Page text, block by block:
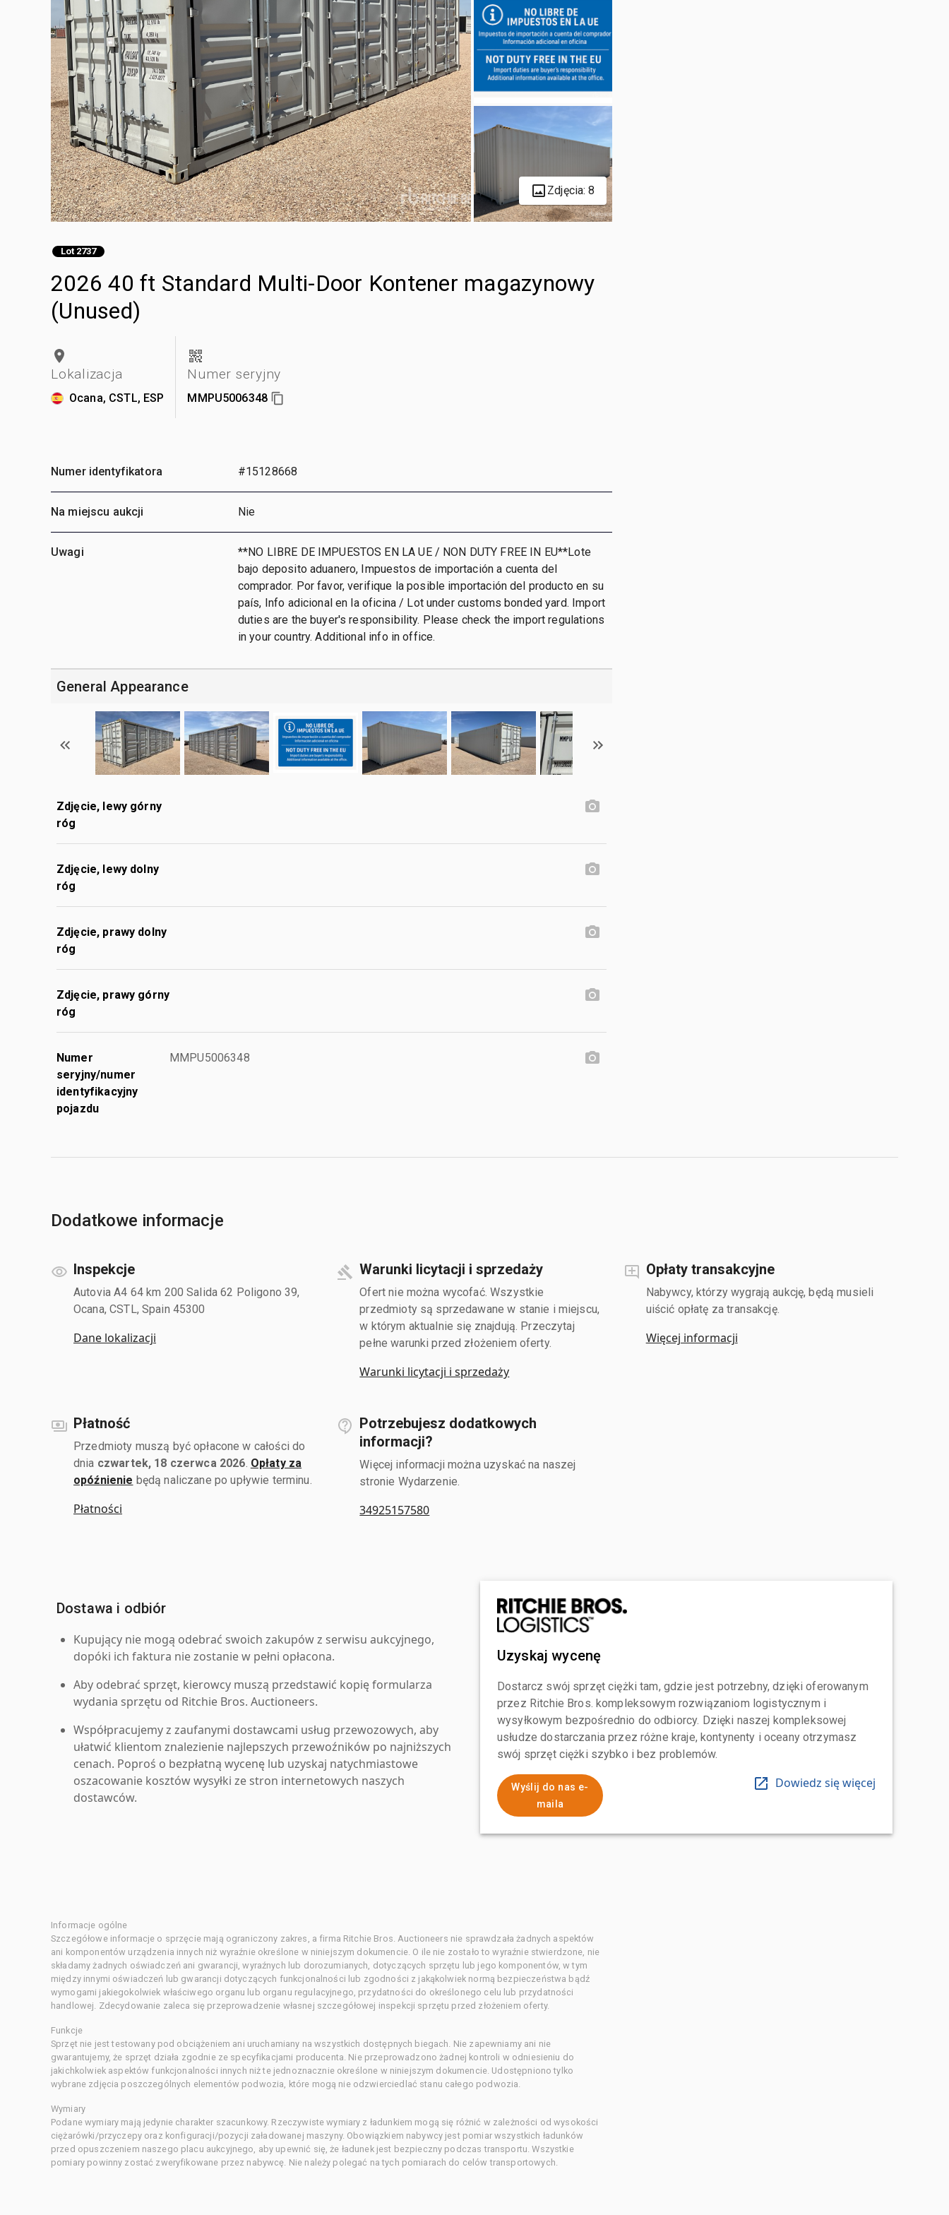
Zdjęcia: 8
Lot 2737
2026 40 ft Standard Multi-Door Kontener magazynowy
(Unused)
Lokalizacja
Ocana, CSTL, ESP
Numer seryjny
MMPU5006348
Numer identyfikatora #15128668
Na miejscu aukcji Nie
Uwagi
**NO LIBRE DE IMPUESTOS EN LA UE / NON DUTY FREE IN EU**Lote
bajo deposito aduanero, Impuestos de importación a cuenta del
comprador. Por favor, verifique la posible importación del producto en su
país, Info adicional en la oficina / Lot under customs bonded yard. Import
duties are the buyer's responsibility. Please check the import regulations
in your country. Additional info in office.
General Appearance
Zdjęcie, lewy górny
róg
Zdjęcie, lewy dolny
róg
Zdjęcie, prawy dolny
róg
Zdjęcie, prawy górny
róg
Numer
seryjny/numer
identyfikacyjny
pojazdu
MMPU5006348
Dodatkowe informacje
Inspekcje
Autovia A4 64 km 200 Salida 62 Poligono 39,
Ocana, CSTL, Spain 45300
Dane lokalizacji
Warunki licytacji i sprzedaży
Ofert nie można wycofać. Wszystkie
przedmioty są sprzedawane w stanie i miejscu,
w którym aktualnie się znajdują. Przeczytaj
pełne warunki przed złożeniem oferty.
Warunki licytacji i sprzedaży
Opłaty transakcyjne
Nabywcy, którzy wygrają aukcję, będą musieli
uiścić opłatę za transakcję.
Więcej informacji
Płatność
Przedmioty muszą być opłacone w całości do
dnia czwartek, 18 czerwca 2026 Opłaty za
opóźnienie będą naliczane po upływie terminu.
Płatności
Potrzebujesz dodatkowych
informacji?
Więcej informacji można uzyskać na naszej
stronie Wydarzenie.
34925157580
Dostawa i odbiór
Kupujący nie mogą odebrać swoich zakupów z serwisu aukcyjnego,
dopóki ich faktura nie zostanie w pełni opłacona.
Aby odebrać sprzęt, kierowcy muszą przedstawić kopię formularza
wydania sprzętu od Ritchie Bros. Auctioneers.
Współpracujemy z zaufanymi dostawcami usług przewozowych, aby
ułatwić klientom znalezienie najlepszych przewoźników po najniższych
cenach. Poproś o bezpłatną wycenę lub uzyskaj natychmiastowe
oszacowanie kosztów wysyłki ze stron internetowych naszych
dostawców.
Uzyskaj wycenę
Dostarcz swój sprzęt ciężki tam, gdzie jest potrzebny, dzięki oferowanym
przez Ritchie Bros. kompleksowym rozwiązaniom logistycznym i
wysyłkowym bezpośrednio do odbiorcy. Dzięki naszej kompleksowej
usłudze dostarczania przez różne kraje, kontynenty i oceany otrzymasz
swój sprzęt ciężki szybko i bez problemów.
Wyślij do nas e-
maila
Dowiedz się więcej
Informacje ogólne
Szczegółowe informacje o sprzęcie mają ograniczony zakres, a firma Ritchie Bros. Auctioneers nie sprawdzała żadnych aspektów
ani komponentów urządzenia innych niż wyraźnie określone w niniejszym dokumencie. O ile nie zostało to wyraźnie stwierdzone, nie
składamy żadnych oświadczeń ani gwarancji, wyraźnych lub dorozumianych, dotyczących sprzętu lub jego komponentów, w tym
między innymi oświadczeń lub gwarancji dotyczących funkcjonalności lub zgodności z jakąkolwiek normą bezpieczeństwa bądź
wymogami jakiegokolwiek właściwego organu lub organu regulacyjnego, przydatności do określonego celu lub przydatności
handlowej. Zdecydowanie zaleca się przeprowadzenie własnej szczegółowej inspekcji sprzętu przed złożeniem oferty.
Funkcje
Sprzęt nie jest testowany pod obciążeniem ani uruchamiany na wszystkich dostępnych biegach. Nie zapewniamy ani nie
gwarantujemy, że sprzęt działa zgodnie ze specyfikacjami producenta. Nie przeprowadzono żadnej kontroli w odniesieniu do
jakichkolwiek aspektów funkcjonalności innych niż te jednoznacznie określone w niniejszym dokumencie. Udostępniono tylko
wybrane zdjęcia poszczególnych elementów podwozia, które mogą nie odzwierciedlać stanu całego podwozia.
Wymiary
Podane wymiary mają jedynie charakter szacunkowy. Rzeczywiste wymiary z ładunkiem mogą się różnić w zależności od wysokości
ciężarówki/przyczepy oraz konfiguracji/pozycji załadowanej maszyny. Obowiązkiem nabywcy jest pomiar wszystkich ładunków
przed opuszczeniem naszego placu aukcyjnego, aby upewnić się, że ładunek jest bezpieczny podczas transportu. Wszystkie
pomiary powinny zostać zweryfikowane przez nabywcę. Nie należy polegać na tych pomiarach do celów transportowych.